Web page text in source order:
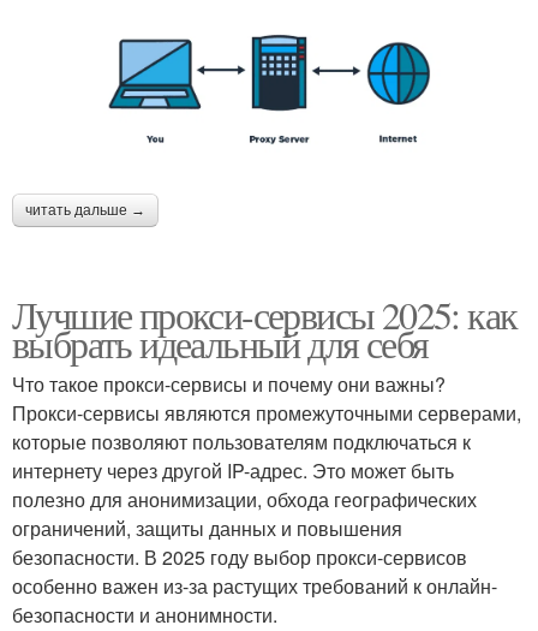
читать дальше →
Лучшие прокси-сервисы 2025: как
выбрать идеальный для себя
Что такое прокси-сервисы и почему они важны?
Прокси-сервисы являются промежуточными серверами,
которые позволяют пользователям подключаться к
интернету через другой IP-адрес. Это может быть
полезно для анонимизации, обхода географических
ограничений, защиты данных и повышения
безопасности. В 2025 году выбор прокси-сервисов
особенно важен из-за растущих требований к онлайн-
безопасности и анонимности.